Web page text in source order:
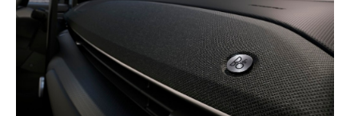
輪胎特區
促銷訊息